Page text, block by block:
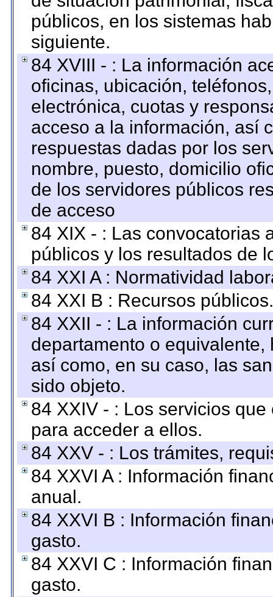
públicos, en los sistemas
siguiente.
84 XVIII - : La información
oficinas, ubicación,
electrónica, cuotas y
acceso a la información, así
respuestas dadas por los
nombre, puesto, domicilio
de los servidores públicos
de acceso
84 XIX - : Las convocatorias
públicos y los resultados de
84 XXI A : Normatividad
84 XXI B : Recursos públicos.
84 XXII - : La información
departamento o
así como, en su caso, las
sido objeto.
84 XXIV - : Los servicios
para acceder a ellos.
84 XXV - : Los trámites,
84 XXVI A : Información
anual.
84 XXVI B : Información
gasto.
84 XXVI C : Información
gasto.